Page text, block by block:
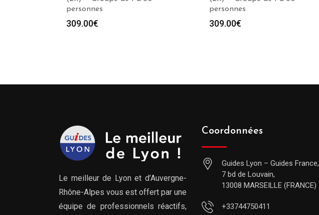
personnes
309.00€
personnes
309.00€
Le meilleur de Lyon et d’Auvergne-
Rhône-Alpes vous est offert par une
équipe de professionnels réactifs,
Coordonnées
Guides Lyon – Guides France,
7 bd de Louvain,
13008 MARSEILLE (FRANCE)
+33744750411